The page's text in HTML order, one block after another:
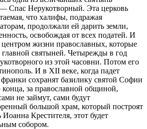
Спас Нерукотворный. Эта церковь
что халифы, подражая
продолжали ей дарить земли,
освобождая от всех податей. И
жизни православных, которые
святыней. Четырежды в год
из этой часовни. Потом его
И в XII веке, когда падет
франки сохранят базилику святой Софии
за православной общиной,
не займут, сами будут
большой храм, который построят
Иоанна Крестителя, этот будет
собором.